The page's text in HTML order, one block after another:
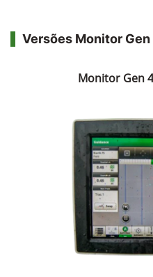
Versões Monitor
Monitor Gen